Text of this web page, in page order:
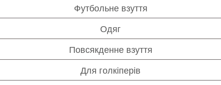
Футбольне взуття
Одяг
Повсякденне взуття
Для голкіперів